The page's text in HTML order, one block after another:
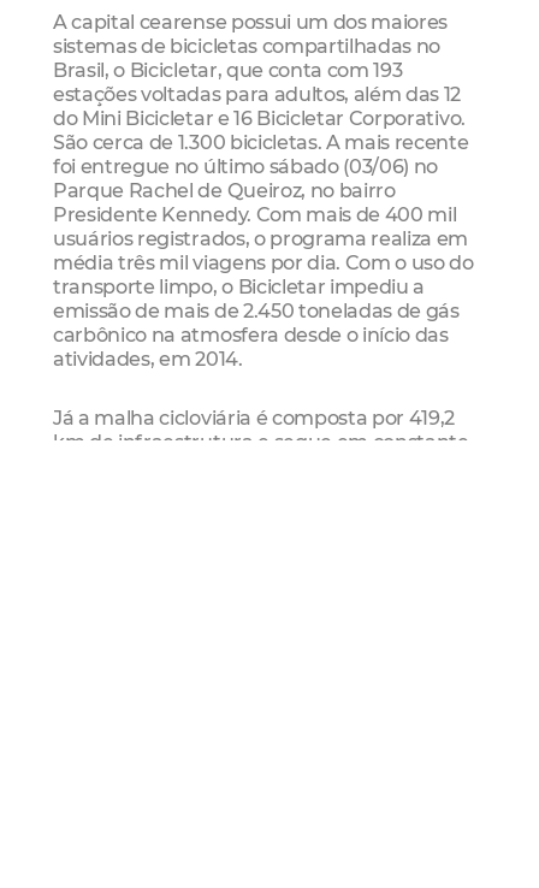
A capital cearense possui um dos maiores
sistemas de bicicletas compartilhadas no
Brasil, o Bicicletar, que conta com 193
estações voltadas para adultos, além das 12
do Mini Bicicletar e 16 Bicicletar Corporativo.
São cerca de 1.300 bicicletas. A mais recente
foi entregue no último sábado (03/06) no
Parque Rachel de Queiroz, no bairro
Presidente Kennedy. Com mais de 400 mil
usuários registrados, o programa realiza em
média três mil viagens por dia. Com o uso do
transporte limpo, o Bicicletar impediu a
emissão de mais de 2.450 toneladas de gás
carbônico na atmosfera desde o início das
atividades, em 2014.
Já a malha cicloviária é composta por 419,2
km de infraestrutura e segue em constante